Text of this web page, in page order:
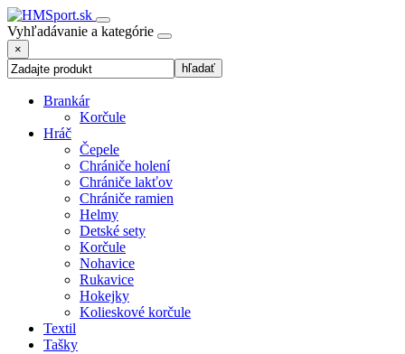
Vyhľadávanie a kategórie
×
Brankár
Korčule
Hráč
Čepele
Chrániče holení
Chrániče lakťov
Chrániče ramien
Helmy
Detské sety
Korčule
Nohavice
Rukavice
Hokejky
Kolieskové korčule
Textil
Tašky